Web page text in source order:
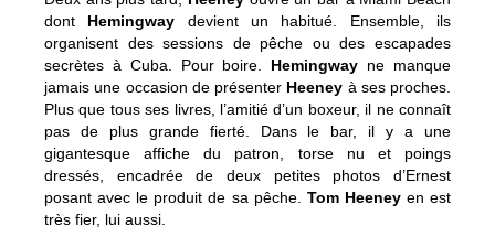
dont Hemingway devient un habitué. Ensemble, ils
organisent des sessions de pêche ou des escapades
secrètes à Cuba. Pour boire. Hemingway ne manque
jamais une occasion de présenter Heeney à ses proches.
Plus que tous ses livres, l’amitié d’un boxeur, il ne connaît
pas de plus grande fierté. Dans le bar, il y a une
gigantesque affiche du patron, torse nu et poings
dressés, encadrée de deux petites photos d’Ernest
posant avec le produit de sa pêche. Tom Heeneyen est
très fier, lui aussi.